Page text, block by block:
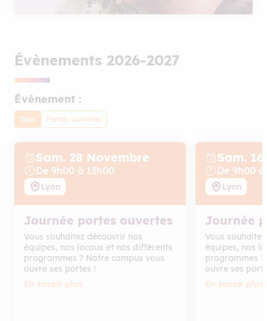
Évènements 2026-2027
Événement :
Tous Portes ouvertes
Sam. 28 Novembre
De 9h00 à 13h00
Lyon
Journée portes ouvertes
Vous souhaitez découvrir nos
équipes, nos locaux et nos différents
programmes ? Notre campus vous
ouvre ses portes !
En savoir plus
Sam. 16
De 9h00 à
Lyon
Journée
Vous
équipes, nos
programmes
ouvre ses
En savoir plus